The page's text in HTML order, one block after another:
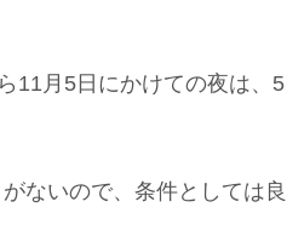
11月5日にかけての夜は、5
ないので、条件としては良